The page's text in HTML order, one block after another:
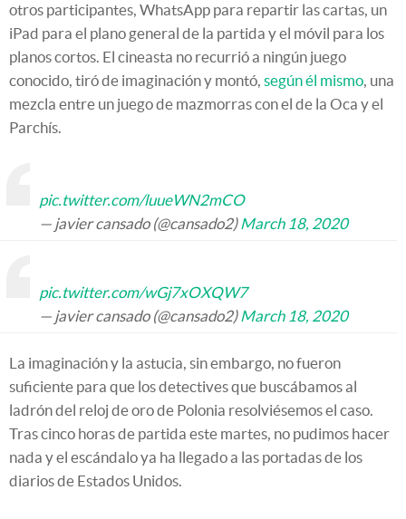
otros participantes, WhatsApp para repartir las cartas, un
iPad para el plano general de la partida y el móvil para los
planos cortos. El cineasta no recurrió a ningún juego
conocido, tiró de imaginación y montó, según él mismo, una
mezcla entre un juego de mazmorras con el de la Oca y el
Parchís.
pic.twitter.com/luueWN2mCO
— javier cansado (@cansado2)March 18, 2020
pic.twitter.com/wGj7xOXQW7
— javier cansado (@cansado2)March 18, 2020
La imaginación y la astucia, sin embargo, no fueron
suficiente para que los detectives que buscábamos al
ladrón del reloj de oro de Polonia resolviésemos el caso.
Tras cinco horas de partida este martes, no pudimos hacer
nada y el escándalo ya ha llegado a las portadas de los
diarios de Estados Unidos.